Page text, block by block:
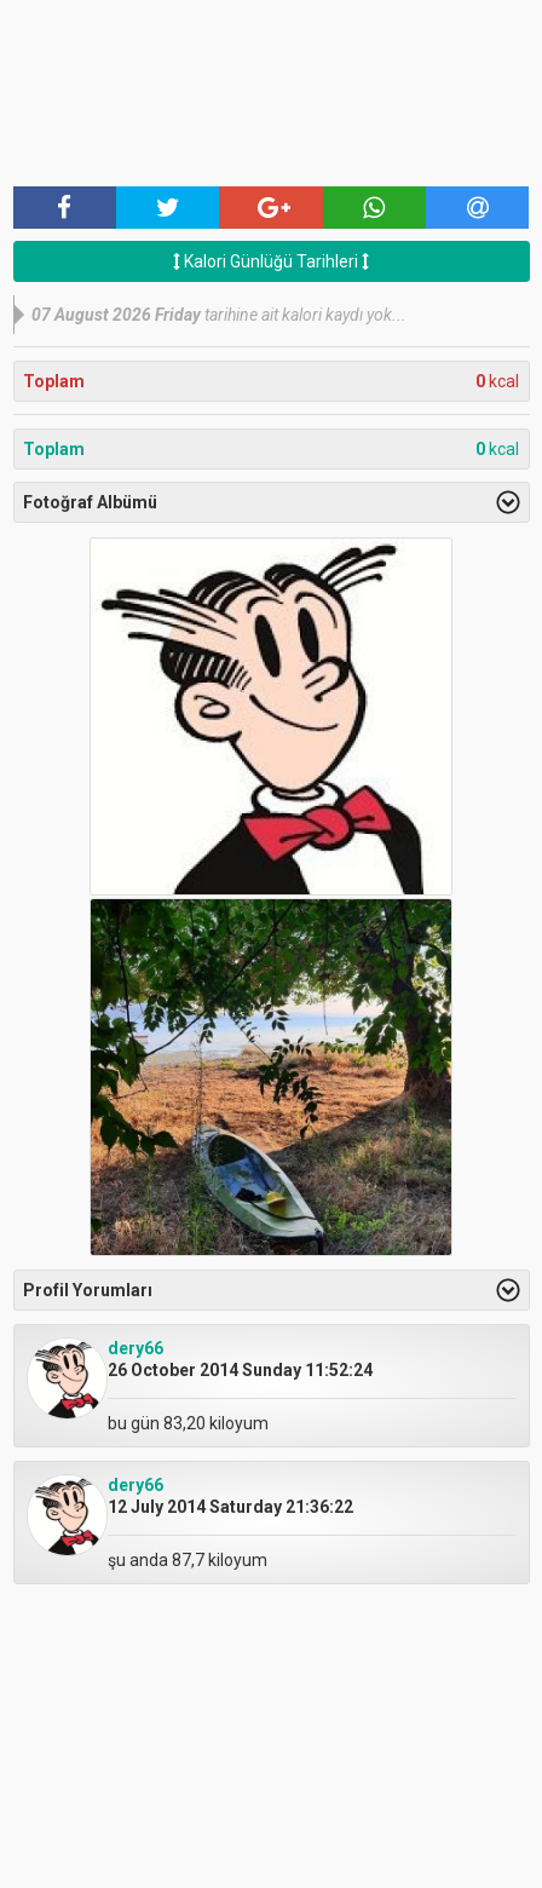
Kalori Günlüğü Tarihleri
07 August 2026 Fridaytarihine ait kalori kaydı yok...
Toplam 0 kcal
Toplam 0 kcal
Fotoğraf Albümü
Profil Yorumları
dery66
26 October 2014 Sunday 11:52:24
bu gün 83,20 kiloyum
dery66
12 July 2014 Saturday 21:36:22
şu anda 87,7 kiloyum